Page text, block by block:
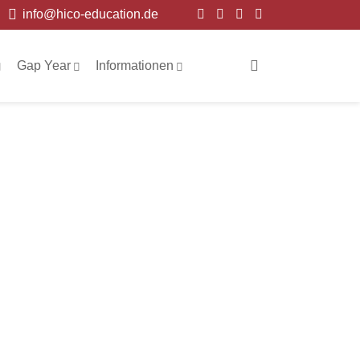
info@hico-education.de
Gap Year Informationen